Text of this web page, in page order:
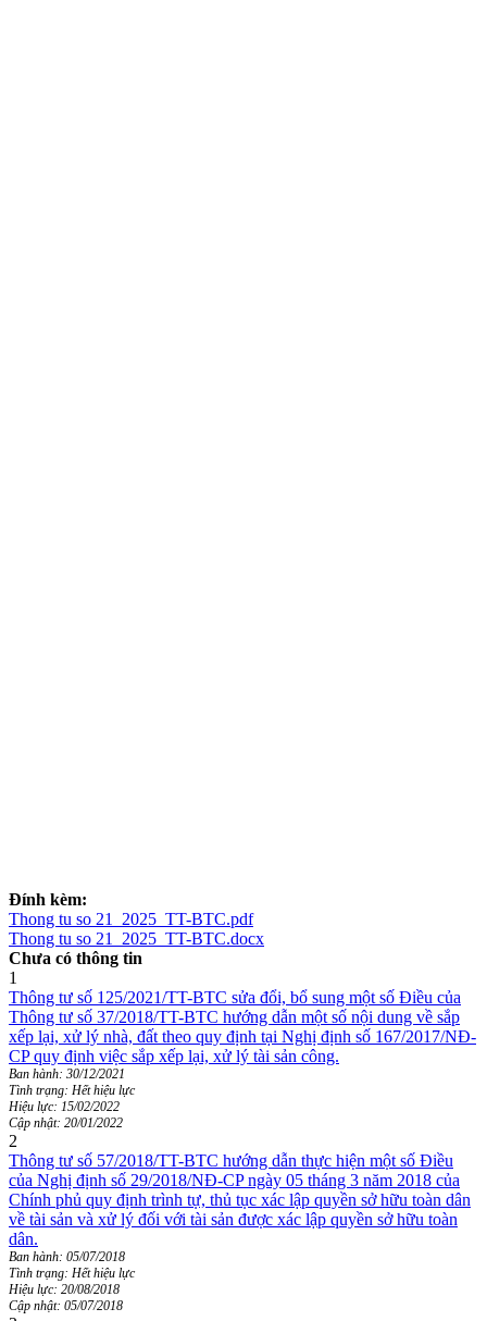
Đính kèm:
Thong tu so 21_2025_TT-BTC.pdf
Thong tu so 21_2025_TT-BTC.docx
Chưa có thông tin
1
Thông tư số 125/2021/TT-BTC sửa đổi, bổ sung một số Điều của
Thông tư số 37/2018/TT-BTC hướng dẫn một số nội dung về sắp
xếp lại, xử lý nhà, đất theo quy định tại Nghị định số 167/2017/NĐ-
CP quy định việc sắp xếp lại, xử lý tài sản công.
Ban hành: 30/12/2021
Tình trạng: Hết hiệu lực
Hiệu lực: 15/02/2022
Cập nhật: 20/01/2022
2
Thông tư số 57/2018/TT-BTC hướng dẫn thực hiện một số Điều
của Nghị định số 29/2018/NĐ-CP ngày 05 tháng 3 năm 2018 của
Chính phủ quy định trình tự, thủ tục xác lập quyền sở hữu toàn dân
về tài sản và xử lý đối với tài sản được xác lập quyền sở hữu toàn
dân.
Ban hành: 05/07/2018
Tình trạng: Hết hiệu lực
Hiệu lực: 20/08/2018
Cập nhật: 05/07/2018